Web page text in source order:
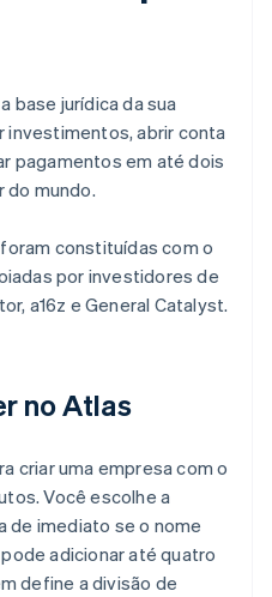
base jurídica da sua
investimentos, abrir conta
pagamentos em até dois
do mundo.
constituídas com o
por investidores de
a16z e General Catalyst.
no Atlas
criar uma empresa com o
Você escolhe a
de imediato se o nome
adicionar até quatro
define a divisão de